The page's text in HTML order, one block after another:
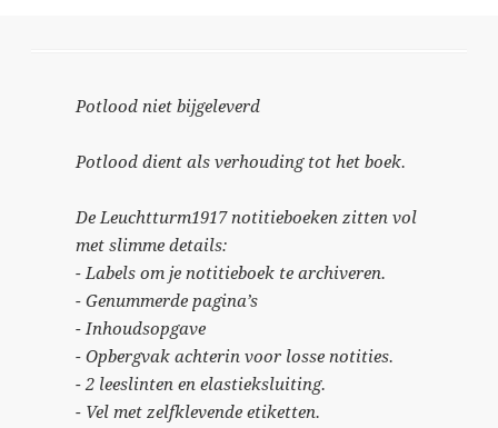
Potlood niet bijgeleverd
Potlood dient als verhouding tot het boek.
De Leuchtturm1917 notitieboeken zitten vol
met slimme details:
- Labels om je notitieboek te archiveren.
- Genummerde pagina’s
- Inhoudsopgave
- Opbergvak achterin voor losse notities.
- 2 leeslinten en elastieksluiting.
- Vel met zelfklevende etiketten.